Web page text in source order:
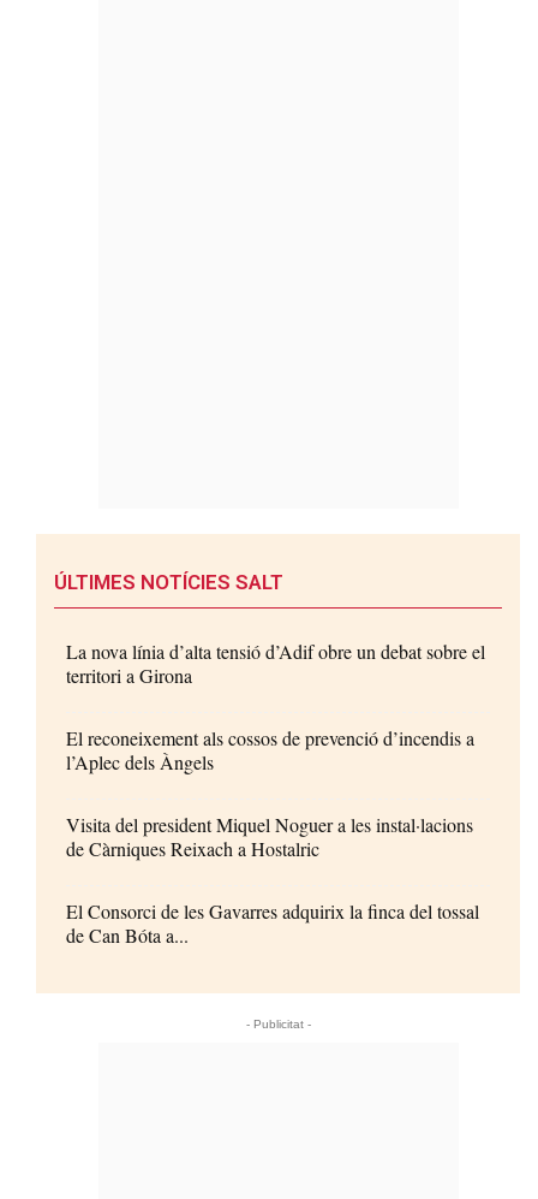
ÚLTIMES NOTÍCIES SALT
La nova línia d’alta tensió d’Adif obre un debat sobre el
territori a Girona
El reconeixement als cossos de prevenció d’incendis a
l’Aplec dels Àngels
Visita del president Miquel Noguer a les instal·lacions
de Càrniques Reixach a Hostalric
El Consorci de les Gavarres adquirix la finca del tossal
de Can Bóta a...
- Publicitat -